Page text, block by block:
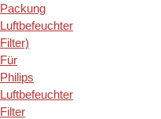
Packung
Luftbefeuchter
Filter)
Für
Philips
Luftbefeuchter
Filter